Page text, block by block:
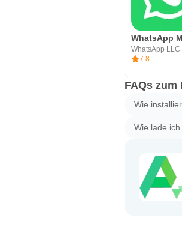
WhatsApp LLC
7.8
FAQs zum
Wie
Wie lade